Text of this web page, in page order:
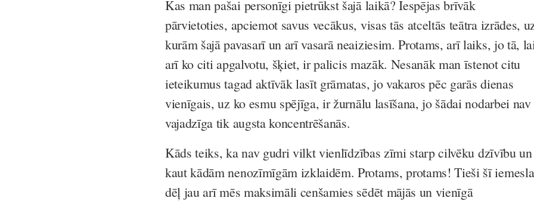
Kas man pašai personīgi pietrūkst šajā laikā? Iespējas brīvāk
pārvietoties, apciemot savus vecākus, visas tās atceltās teātra izrādes,
kurām šajā pavasarī un arī vasarā neaiziesim. Protams, arī laiks, jo tā,
arī ko citi apgalvotu, šķiet, ir palicis mazāk. Nesanāk man īstenot citu
ieteikumus tagad aktīvāk lasīt grāmatas, jo vakaros pēc garās dienas
vienīgais, uz ko esmu spējīga, ir žurnālu lasīšana, jo šādai nodarbei nav
vajadzīga tik augsta koncentrēšanās.
Kāds teiks, ka nav gudri vilkt vienlīdzības zīmi starp cilvēku dzīvību un
kaut kādām nenozīmīgām izklaidēm. Protams, protams! Tieši šī iemesla
dēļ jau arī mēs maksimāli cenšamies sēdēt mājās un vienīgā